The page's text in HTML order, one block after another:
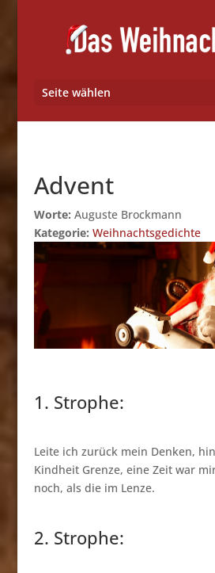
Seite wählen
Advent
Worte: Auguste Brockmann
Kategorie: Weihnachtsgedichte
1. Strophe:
Leite ich zurück mein Denken,
Kindheit Grenze, eine Zeit war
noch, als die im Lenze.
2. Strophe: